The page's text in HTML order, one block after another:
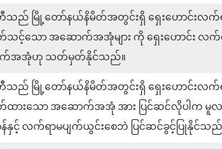
သည် မြို့တော်နယ်နိမိတ်အတွင်းရှိ ရှေးဟောင်းလက်ရ
င့်သော အဆောက်အအုံများ ကို ရှေးဟောင်း လက်
က်အအုံဟု သတ်မှတ်နိုင်သည်။
သည် မြို့တော်နယ်နိမိတ်အတွင်းရှိ ရှေးဟောင်းလက်ရ
ားသော အဆောက်အအုံ အား ပြင်ဆင်လိုပါက မူလ
နှင့် လက်ရာမပျက်ယွင်းစေဘဲ ပြင်ဆင်ခွင့်ပြုနိုင်သည်